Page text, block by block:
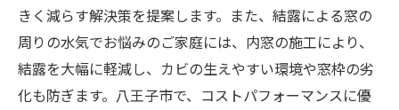
きく減らす解決策を提案します。また、結露による窓の
周りの水気でお悩みのご家庭には、内窓の施工により、
結露を大幅に軽減し、カビの生えやすい環境や窓枠の劣
化も防ぎます。八王子市で、コストパフォーマンスに優